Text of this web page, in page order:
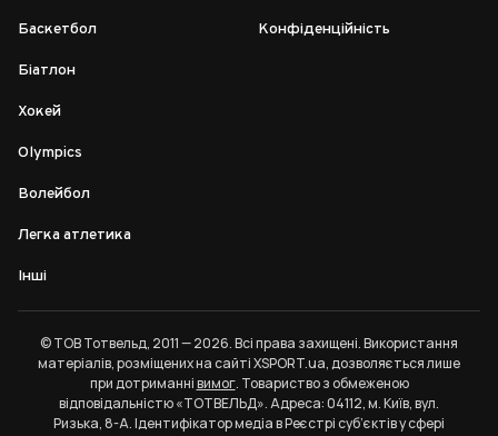
Баскетбол
Біатлон
Хокей
Olympics
Волейбол
Легка атлетика
Інші
Конфіденційність
© ТОВ Тотвельд, 2011 — 2026. Всі права захищені. Використання
матеріалів, розміщених на сайті XSPORT.ua, дозволяється лише
при дотриманнівимог. Товариство з обмеженою
відповідальністю «ТОТВЕЛЬД». Адреса: 04112, м. Київ, вул.
Ризька, 8-А. Ідентифікатор медіа в Реєстрі суб’єктів у сфері